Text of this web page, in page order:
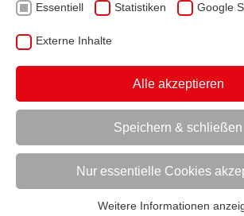
VEREINSMANAGEMENT MARKETING
AKTUELL:
RECHERCHE DES RICHTIGEN
Akquisition von Sponsoren
Essentiell Statistiken Google
Externe Inhalte
Alle akzeptieren
Speichern & schließen
Nur essentielle Cookies
Weitere Informationen